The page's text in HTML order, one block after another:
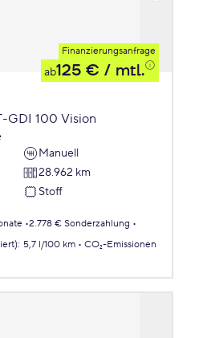
Finanzierungsanfrage
ab125 € / mtl.
GDI 100 Vision
Manuell
28.962 km
Stoff
2.778 € Sonderzahlung
: 5,7 l/100 km
CO₂-Emissionen